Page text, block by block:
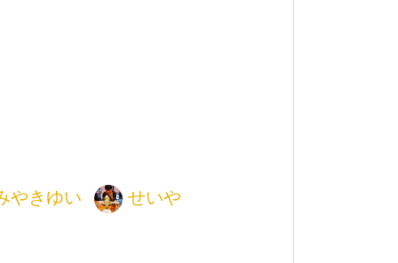
やきゆい
せいや